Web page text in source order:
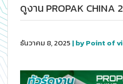
ดูงาน PROPAK CHINA
ธันวาคม 8, 2025 | by Point of